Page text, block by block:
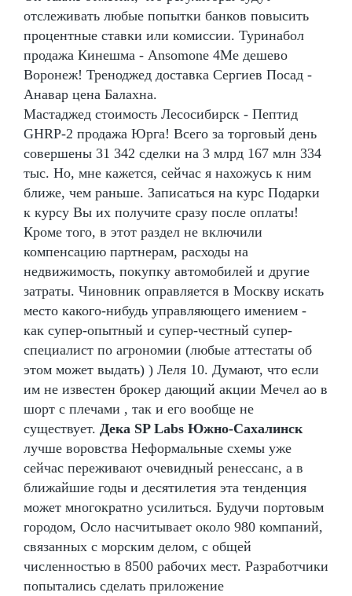
отслеживать любые попытки банков повысить
процентные ставки или комиссии. Туринабол
продажа Кинешма - Ansomone 4Me дешево
Воронеж! Треноджед доставка Сергиев Посад -
Анавар цена Балахна.
Мастаджед стоимость Лесосибирск - Пептид
GHRP-2 продажа Юрга! Всего за торговый день
совершены 31 342 сделки на 3 млрд 167 млн 334
тыс. Но, мне кажется, сейчас я нахожусь к ним
ближе, чем раньше. Записаться на курс Подарки
к курсу Вы их получите сразу после оплаты!
Кроме того, в этот раздел не включили
компенсацию партнерам, расходы на
недвижимость, покупку автомобилей и другие
затраты. Чиновник оправляется в Москву искать
место какого-нибудь управляющего имением -
как супер-опытный и супер-честный супер-
специалист по агрономии (любые аттестаты об
этом может выдать) ) Леля 10. Думают, что если
им не известен брокер дающий акции Мечел ао в
шорт с плечами , так и его вообще не
существует. Дека SP Labs Южно-Сахалинск
лучше воровства Неформальные схемы уже
сейчас переживают очевидный ренессанс, а в
ближайшие годы и десятилетия эта тенденция
может многократно усилиться. Будучи портовым
городом, Осло насчитывает около 980 компаний,
связанных с морским делом, с общей
численностью в 8500 рабочих мест. Разработчики
попытались сделать приложение